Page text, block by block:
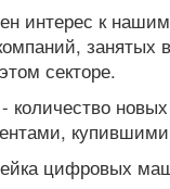
интерес к
секторе.
количество
цифровых